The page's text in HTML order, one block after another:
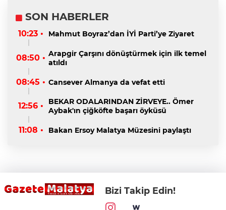
SON HABERLER
10:23 • Mahmut Boyraz’dan İYİ Parti’ye Ziyaret
08:50 • Arapgir Çarşını dönüştürmek için ilk temel
atıldı
08:45 • Cansever Almanya da vefat etti
12:56 •
BEKAR ODALARINDAN ZİRVEYE.. Ömer
Aybak'ın çiğköfte başarı öyküsü
11:08 • Bakan Ersoy Malatya Müzesini paylaştı
Bizi Takip Edin!